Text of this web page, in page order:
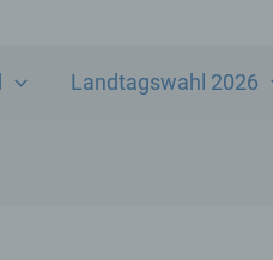
Landtagswahl 2026